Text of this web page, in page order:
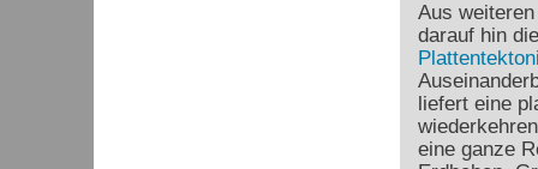
Aus
darauf hin
liefert eine
eine ganze